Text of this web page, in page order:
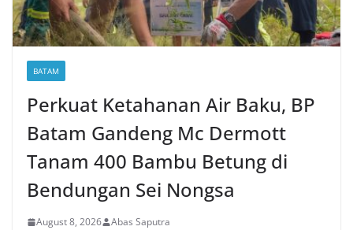
BATAM
Perkuat Ketahanan Air Baku, BP
Batam Gandeng Mc Dermott
Tanam 400 Bambu Betung di
Bendungan Sei Nongsa
August 8, 2026 Abas Saputra